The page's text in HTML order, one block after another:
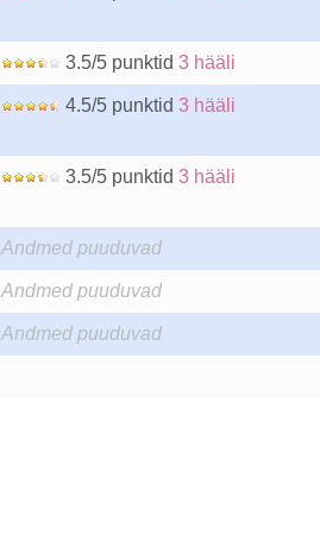
3.5/5 punktid 3 hääli
4.5/5 punktid 3 hääli
3.5/5 punktid 3 hääli
Andmed puuduvad
Andmed puuduvad
Andmed puuduvad